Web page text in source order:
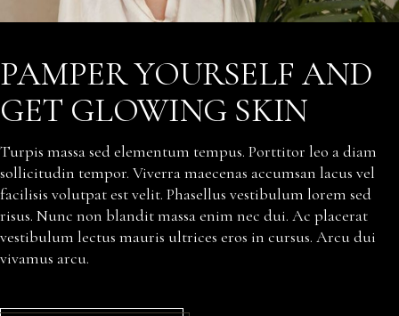
PAMPER YOURSELF AND
GET GLOWING SKIN
Turpis massa sed elementum tempus. Porttitor leo a diam
sollicitudin tempor. Viverra maecenas accumsan lacus vel
facilisis volutpat est velit. Phasellus vestibulum lorem sed
risus. Nunc non blandit massa enim nec dui. Ac placerat
vestibulum lectus mauris ultrices eros in cursus. Arcu dui
vivamus arcu.